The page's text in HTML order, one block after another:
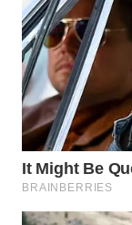
e não durante
maturidade e
inibe futuras